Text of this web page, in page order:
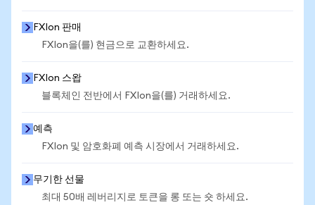
FXIon 판매
FXIon을(를) 현금으로 교환하세요.
FXIon 스왑
블록체인 전반에서 FXIon을(를) 거래하세요.
예측
FXIon 및 암호화폐 예측 시장에서 거래하세요.
무기한 선물
최대 50배 레버리지로 토큰을 롱 또는 숏 하세요.